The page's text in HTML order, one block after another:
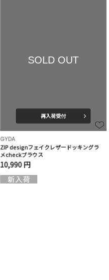
SOLD OUT
再入荷受付
GYDA
ZIP designフェイクレザードッキングラ
メcheckブラウス
10,990 円